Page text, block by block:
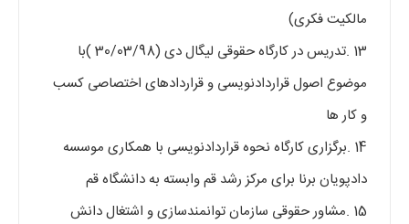
مالکیت فکری)
13 .تدریس در کارگاه حقوقی لیگال دی (30/03/98 )با
موضوع اصول قراردادنویسی و قراردادهای اختصاصی کسب
و کار ها
14 .برگزاری کارگاه نحوه قراردادنویسی با همکاری موسسه
دادپویان برنا برای مرکز رشد قم وابسته به دانشگاه قم
15 .مشاور حقوقی سازمان توانمندسازی و اشتغال دانش